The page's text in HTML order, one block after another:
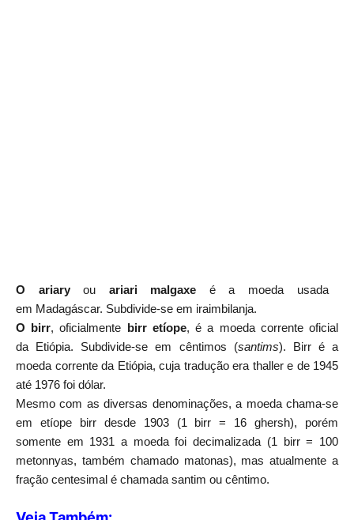
O ariary ou ariari malgaxe é a moeda
usada
em Madagáscar. Subdivide-se em iraimbilanja.
O birr, oficialmente birr etíope, é a moeda corrente oficial
da Etiópia. Subdivide-se em cêntimos (santims). Birr é a
moeda corrente da Etiópia, cuja tradução era thaller e de 1945
até 1976 foi dólar.
Mesmo com as diversas denominações, a moeda chama-se
em etíope birr desde 1903 (1 birr = 16 ghersh), porém
somente em 1931 a moeda foi decimalizada (1 birr = 100
metonnyas, também chamado matonas), mas atualmente a
fração centesimal é chamada santim ou cêntimo.